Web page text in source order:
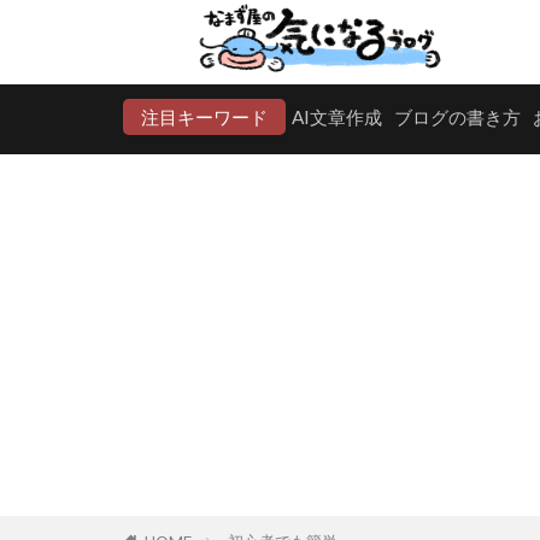
注目キーワード AI文章作成 ブログの書き方